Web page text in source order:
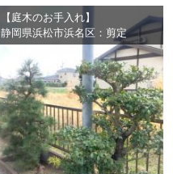
【庭木のお手入れ】
静岡県浜松市浜名区：剪定